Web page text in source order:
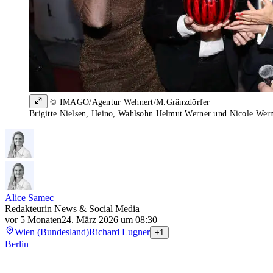
© IMAGO/Agentur Wehnert/M.Gränzdörfer
Brigitte Nielsen, Heino, Wahlsohn Helmut Werner und Nicole
Alice Samec
Redakteurin News & Social Media
vor 5 Monaten24. März 2026 um 08:30
Wien (Bundesland)Richard Lugner +1
Berlin